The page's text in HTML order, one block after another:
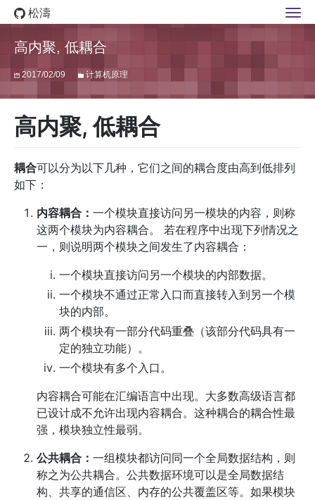
松濤
高内聚, 低耦合
2017/02/09 计算机原理
高内聚, 低耦合
耦合可以分为以下几种，它们之间的耦合度由高到低排列
如下：
内容耦合： 一个模块直接访问另一模块的内容，则称
这两个模块为内容耦合。 若在程序中出现下列情况之
一，则说明两个模块之间发生了内容耦合：
一个模块直接访问另一个模块的内部数据。
一个模块不通过正常入口而直接转入到另一个模
块的内部。
两个模块有一部分代码重叠（该部分代码具有一
定的独立功能）。
一个模块有多个入口。
内容耦合可能在汇编语言中出现。大多数高级语言都
已设计成不允许出现内容耦合。这种耦合的耦合性最
强，模块独立性最弱。
公共耦合： 一组模块都访问同一个全局数据结构，则
称之为公共耦合。公共数据环境可以是全局数据结
构、共享的通信区、内存的公共覆盖区等。如果模块